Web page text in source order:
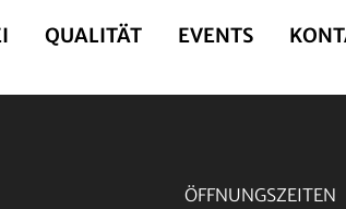
QUALITÄT EVENTS
ÖFFNUNGSZEITEN